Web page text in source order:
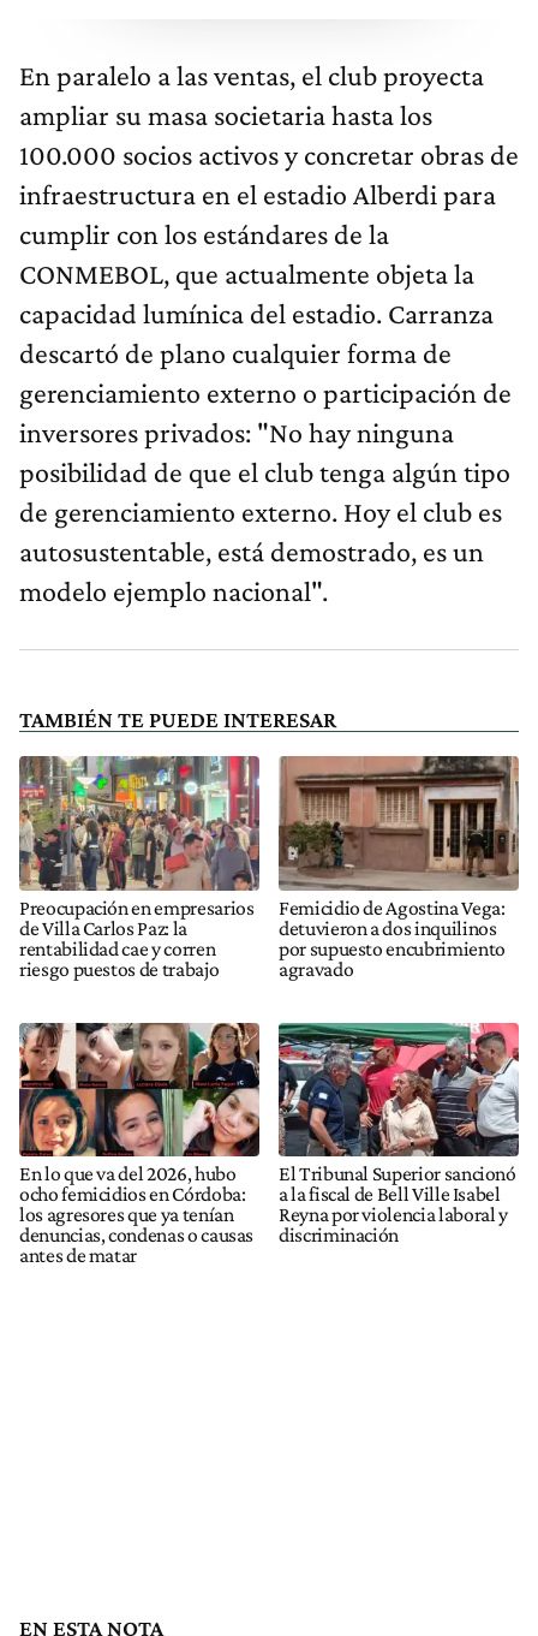
En paralelo a las ventas, el club proyecta
ampliar su masa societaria hasta los
100.000 socios activos y concretar obras de
infraestructura en el estadio Alberdi para
cumplir con los estándares de la
CONMEBOL, que actualmente objeta la
capacidad lumínica del estadio. Carranza
descartó de plano cualquier forma de
gerenciamiento externo o participación de
inversores privados: "No hay ninguna
posibilidad de que el club tenga algún tipo
de gerenciamiento externo. Hoy el club es
autosustentable, está demostrado, es un
modelo ejemplo nacional".
TAMBIÉN TE PUEDE INTERESAR
Preocupación en empresarios
de Villa Carlos Paz: la
rentabilidad cae y corren
riesgo puestos de trabajo
Femicidio de Agostina Vega:
detuvieron a dos inquilinos
por supuesto encubrimiento
agravado
En lo que va del 2026, hubo
ocho femicidios en Córdoba:
los agresores que ya tenían
denuncias, condenas o causas
antes de matar
El Tribunal Superior sancionó
a la fiscal de Bell Ville Isabel
Reyna por violencia laboral y
discriminación
EN ESTA NOTA